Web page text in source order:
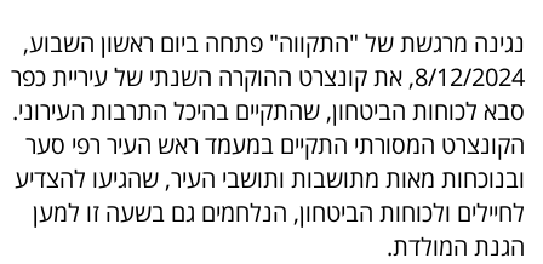
נגינה מרגשת של "התקווה" פתחה ביום ראשון השבוע,
8/12/2024, את קונצרט ההוקרה השנתי של עיריית כפר
סבא לכוחות הביטחון, שהתקיים בהיכל התרבות העירוני.
הקונצרט המסורתי התקיים במעמד ראש העיר רפי סער
ובנוכחות מאות מתושבות ותושבי העיר, שהגיעו להצדיע
לחיילים ולכוחות הביטחון, הנלחמים גם בשעה זו למען
הגנת המולדת.